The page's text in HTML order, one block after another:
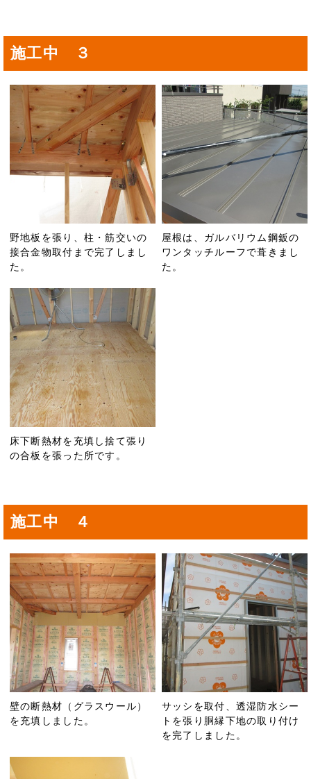
施工中 ３
野地板を張り、柱・筋交いの
接合金物取付まで完了しまし
た。
屋根は、ガルバリウム鋼鈑の
ワンタッチルーフで葺きまし
た。
床下断熱材を充填し捨て張り
の合板を張った所です。
施工中 ４
壁の断熱材（グラスウール）
を充填しました。
サッシを取付、透湿防水シー
トを張り胴縁下地の取り付け
を完了しました。